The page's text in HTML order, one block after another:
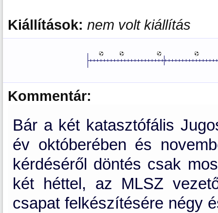
Kiállítások: nem volt kiállítás
Kommentár:
Bár a két katasztófális
év októberében és
kérdéséről döntés csak
két héttel, az MLSZ
csapat felkészítésére négy